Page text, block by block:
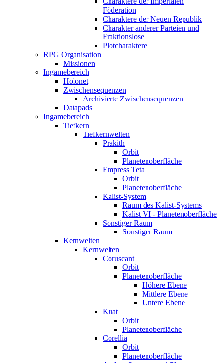
Föderation
Charaktere der Neuen Republik
Charakter anderer Parteien und
Fraktionslose
Plotcharaktere
RPG Organisation
Missionen
Ingamebereich
Holonet
Zwischensequenzen
Archivierte Zwischensequenzen
Datapads
Ingamebereich
Tiefkern
Tiefkernwelten
Prakith
Orbit
Planetenoberfläche
Empress Teta
Orbit
Planetenoberfläche
Kalist-System
Raum des Kalist-Systems
Kalist VI - Planetenoberfläche
Sonstiger Raum
Sonstiger Raum
Kernwelten
Kernwelten
Coruscant
Orbit
Planetenoberfläche
Höhere Ebene
Mittlere Ebene
Untere Ebene
Kuat
Orbit
Planetenoberfläche
Corellia
Orbit
Planetenoberfläche